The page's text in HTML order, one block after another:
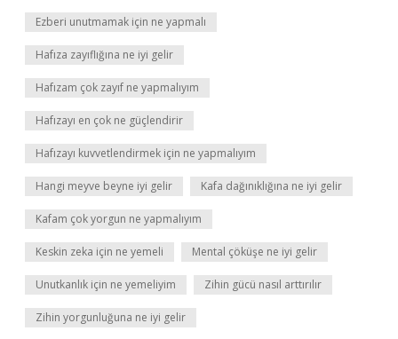
Ezberi unutmamak için ne yapmalı
Hafıza zayıflığına ne iyi gelir
Hafızam çok zayıf ne yapmalıyım
Hafızayı en çok ne güçlendirir
Hafızayı kuvvetlendirmek için ne yapmalıyım
Hangi meyve beyne iyi gelir Kafa dağınıklığına ne iyi gelir
Kafam çok yorgun ne yapmalıyım
Keskin zeka için ne yemeli Mental çöküşe ne iyi gelir
Unutkanlık için ne yemeliyim Zihin gücü nasıl arttırılır
Zihin yorgunluğuna ne iyi gelir